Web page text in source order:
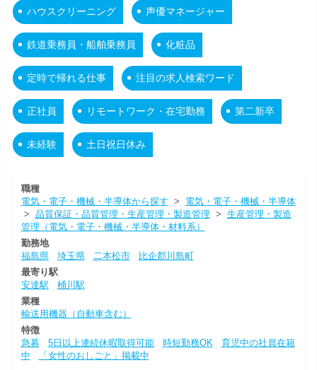
ハウスクリーニング 声優マネージャー
鉄道乗務員・船舶乗務員 化粧品
定時で帰れる仕事 注目の求人検索ワード
正社員 リモートワーク・在宅勤務 第二新卒
未経験 土日祝日休み
職種
電気・電子・機械・半導体から探す > 電気・電子・機械・半導体
> 品質保証・品質管理・生産管理・製造管理 > 生産管理・製造
管理（電気・電子・機械・半導体・材料系）
勤務地
福島県
埼玉県 二本松市
比企郡川島町
最寄り駅
安達駅
桶川駅
業種
輸送用機器（自動車含む）
特徴
急募
5日以上連続休暇取得可能 時短勤務OK
育児中の社員在籍
中
「女性のおしごと」掲載中